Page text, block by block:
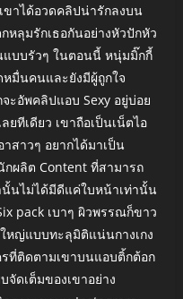
ขาได้อวดคลิปน่ารักลงบน
หลุมรักเธอกันอย่างหัวปักหัว
แบบรัวๆ ในตอนนี้ หนุ่มมิ๊กกี้
มื่นคนและยังมีผู้ถูกใจ
ะอัพคลิปแอบ Sexy อยู่บ่อย
ยทีเดียว เขาถือเป็นเน็ตไอ
สาวๆ อยากได้มาเป็น
กผลิต Content ที่สามารถ
นั้นไม่ได้มีดีแค่ใบหน้าเท่านั้น
pack เบาๆ ผิวพรรณก็ขาว
หญ่แบบทะลุมิติแน่นกางเกง
ที่ติดตามเขาบนแอบติ้กต้อก
จัดเต็มของเขาอย่าง